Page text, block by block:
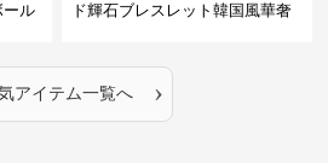
ール
ド輝石ブレスレット韓国風華奢
アイテム一覧へ ›